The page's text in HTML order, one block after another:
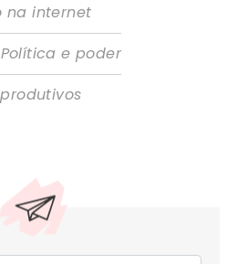
na internet
Política e poder